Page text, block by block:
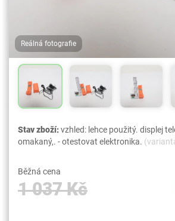
Reálná fotografie
Stav zboží:vzhled: lehce použitý. displej
omakaný,. - otestovat elektronika.
Běžná cena
1 037 Kč